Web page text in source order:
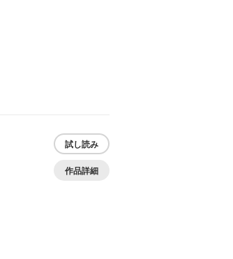
試し読み
作品詳細